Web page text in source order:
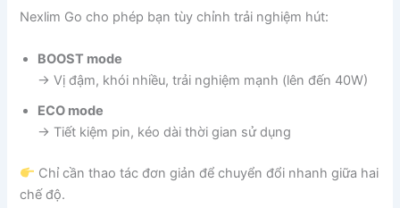
Nexlim Go cho phép bạn tùy chỉnh trải nghiệm hút:
BOOST mode
→ Vị đậm, khói nhiều, trải nghiệm mạnh (lên đến 40W)
ECO mode
→ Tiết kiệm pin, kéo dài thời gian sử dụng
Chỉ cần thao tác đơn giản để chuyển đổi nhanh giữa hai
chế độ.